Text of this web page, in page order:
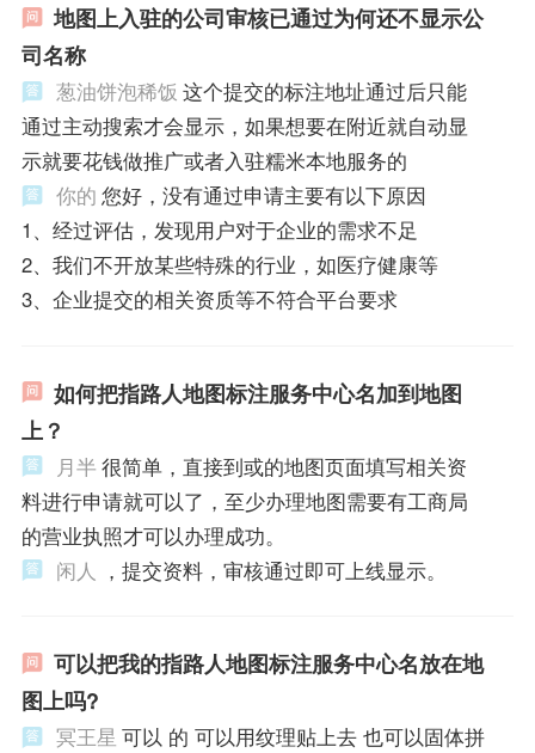
地图上入驻的公司审核已通过为何还不显示公
司名称
葱油饼泡稀饭 这个提交的标注地址通过后只能
通过主动搜索才会显示，如果想要在附近就自动显
示就要花钱做推广或者入驻糯米本地服务的
你的 您好，没有通过申请主要有以下原因
1、经过评估，发现用户对于企业的需求不足
2、我们不开放某些特殊的行业，如医疗健康等
3、企业提交的相关资质等不符合平台要求
如何把指路人地图标注服务中心名加到地图
上？
月半 很简单，直接到或的地图页面填写相关资
料进行申请就可以了，至少办理地图需要有工商局
的营业执照才可以办理成功。
闲人
，提交资料，审核通过即可上线显示。
可以把我的指路人地图标注服务中心名放在地
图上吗?
冥王星 可以 的 可以用纹理贴上去 也可以固体拼